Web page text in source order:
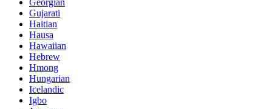
Georgian
Gujarati
Haitian
Hausa
Hawaiian
Hebrew
Hmong
Hungarian
Icelandic
Igbo